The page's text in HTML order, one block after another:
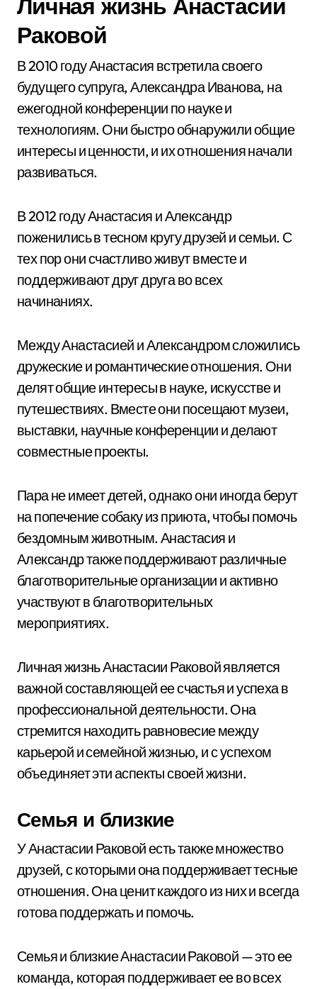
Личная жизнь Анастасии
Раковой
В 2010 году Анастасия встретила своего
будущего супруга, Александра Иванова, на
ежегодной конференции по науке и
технологиям. Они быстро обнаружили общие
интересы и ценности, и их отношения начали
развиваться.
В 2012 году Анастасия и Александр
поженились в тесном кругу друзей и семьи. С
тех пор они счастливо живут вместе и
поддерживают друг друга во всех
начинаниях.
Между Анастасией и Александром сложились
дружеские и романтические отношения. Они
делят общие интересы в науке, искусстве и
путешествиях. Вместе они посещают музеи,
выставки, научные конференции и делают
совместные проекты.
Пара не имеет детей, однако они иногда берут
на попечение собаку из приюта, чтобы помочь
бездомным животным. Анастасия и
Александр также поддерживают различные
благотворительные организации и активно
участвуют в благотворительных
мероприятиях.
Личная жизнь Анастасии Раковой является
важной составляющей ее счастья и успеха в
профессиональной деятельности. Она
стремится находить равновесие между
карьерой и семейной жизнью, и с успехом
объединяет эти аспекты своей жизни.
Семья и близкие
У Анастасии Раковой есть также множество
друзей, с которыми она поддерживает тесные
отношения. Она ценит каждого из них и всегда
готова поддержать и помочь.
Семья и близкие Анастасии Раковой — это ее
команда, которая поддерживает ее во всех